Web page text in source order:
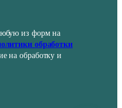
из форм на
обработки
на обработку и